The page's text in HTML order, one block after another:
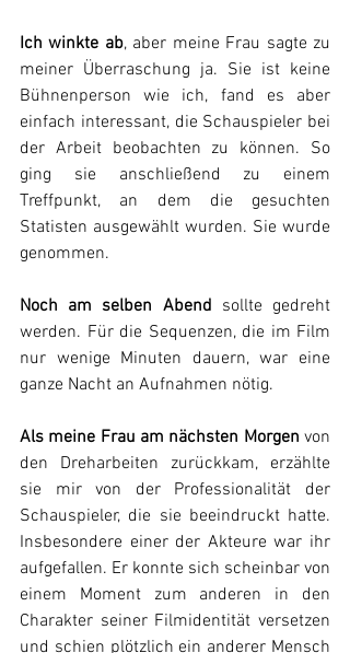
Ich winkte ab, aber meine Frau sagte zu
meiner Überraschung ja. Sie ist keine
Bühnenperson wie ich, fand es aber
einfach interessant, die Schauspieler bei
der Arbeit beobachten zu können. So
ging sie anschließend zu einem
Treffpunkt, an dem die gesuchten
Statisten ausgewählt wurden. Sie wurde
genommen.
Noch am selben Abend sollte gedreht
werden. Für die Sequenzen, die im Film
nur wenige Minuten dauern, war eine
ganze Nacht an Aufnahmen nötig.
Als meine Frau am nächsten Morgen von
den Dreharbeiten zurückkam, erzählte
sie mir von der Professionalität der
Schauspieler, die sie beeindruckt hatte.
Insbesondere einer der Akteure war ihr
aufgefallen. Er konnte sich scheinbar von
einem Moment zum anderen in den
Charakter seiner Filmidentität versetzen
und schien plötzlich ein anderer Mensch